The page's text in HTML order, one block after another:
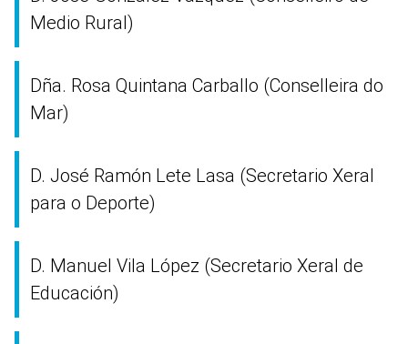
Medio Rural)
Dña. Rosa Quintana Carballo (Conselleira do
Mar)
D. José Ramón Lete Lasa (Secretario Xeral
para o Deporte)
D. Manuel Vila López (Secretario Xeral de
Educación)